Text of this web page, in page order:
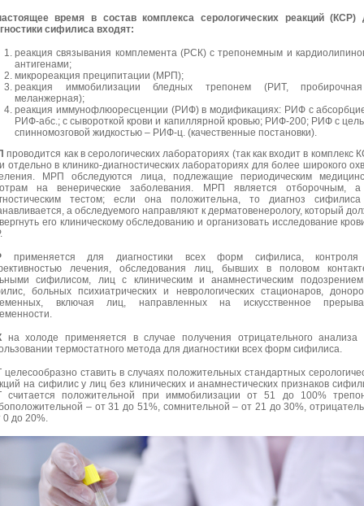
время в состав комплекса серологических реакций (КСР)
сифилиса входят:
реакция связывания комплемента (РСК) с трепонемным и
антигенами;
микрореакция преципитации (МРП);
реакция иммобилизации бледных трепонем (РИТ,
меланжерная);
реакция иммунофлюоресценции (РИФ) в модификациях: РИФ с
РИФ-абс.; с сывороткой крови и капиллярной кровью; РИФ-200; РИФ с
спинномозговой жидкостью – РИФ-ц. (качественные постановки).
проводится как в серологических лабораториях (так как входит в комплекс
отдельно в клинико-диагностических лабораториях для более широкого
МРП обследуются лица, подлежащие периодическим
на венерические заболевания. МРП является отборочным,
тестом; если она положительна, то диагноз
а обследуемого направляют к дерматовенерологу, который
его клиническому обследованию и организовать исследование
применяется для диагностики всех форм сифилиса,
лечения, обследования лиц, бывших в половом
сифилисом, лиц с клиническим и анамнестическим
больных психиатрических и неврологических стационаров,
включая лиц, направленных на искусственное
на холоде применяется в случае получения отрицательного анализа
термостатного метода для диагностики всех форм сифилиса.
ставить в случаях положительных стандартных
на сифилис у лиц без клинических и анамнестических признаков
считается положительной при иммобилизации от 51 до 100%
– от 31 до 51%, сомнительной – от 21 до 30%,
0 до 20%.